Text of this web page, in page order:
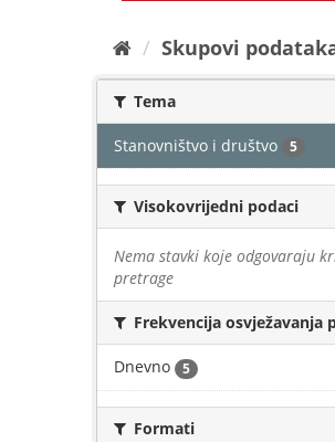
Skupovi
Tema
Stanovništvo i društvo 5
Visokovrijedni podaci
Nema stavki koje odgovaraju
pretrage
Frekvencija osvježavanja
Dnevno 5
Formati